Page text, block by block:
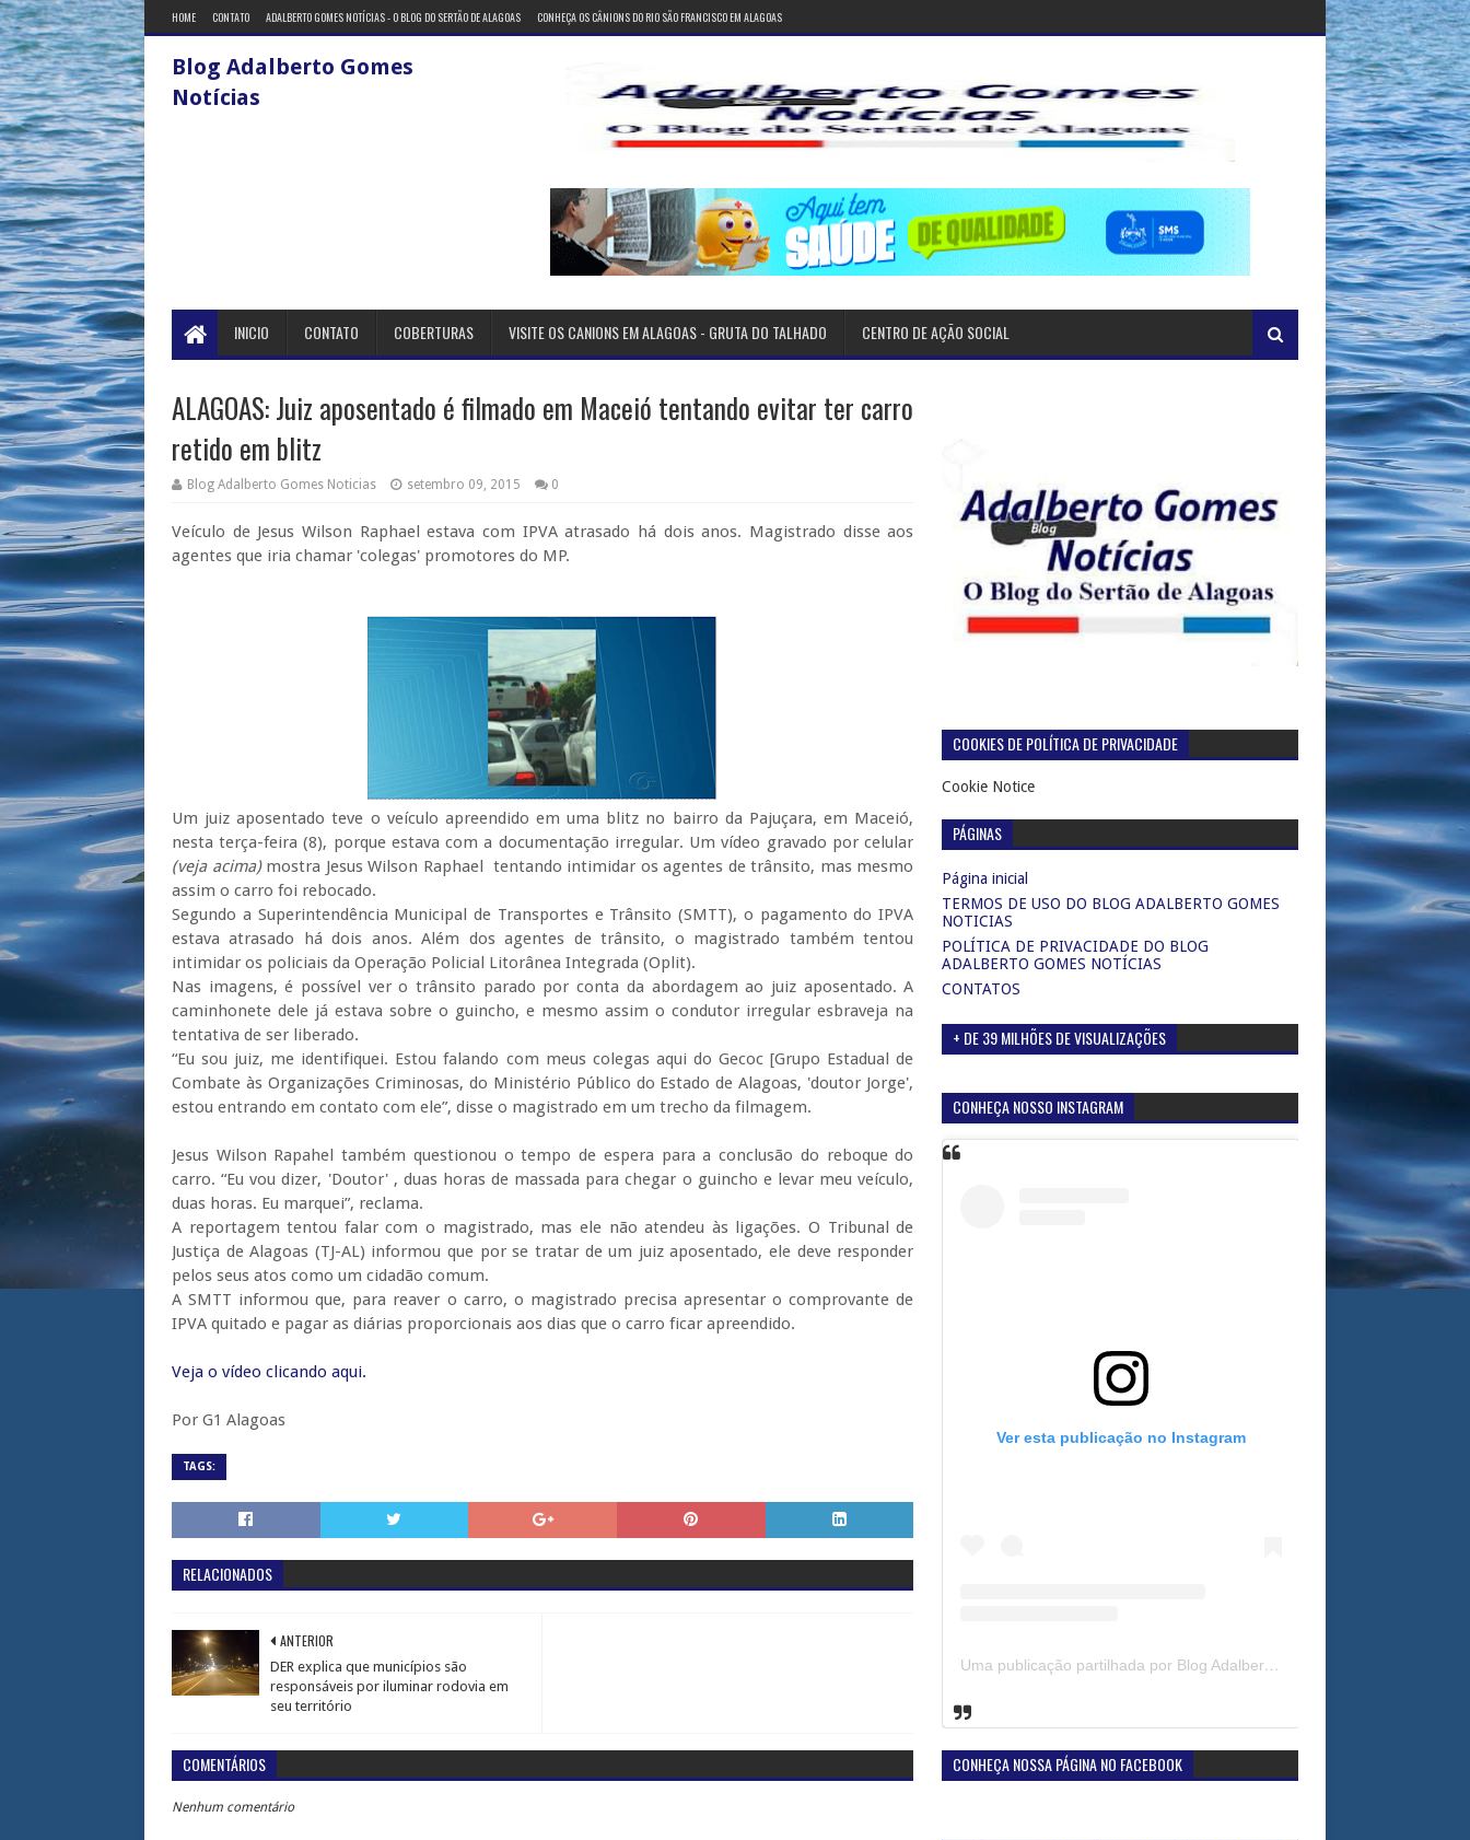
HOME CONTATO ADALBERTO GOMES NOTÍCIAS - O BLOG DO SERTÃO DE ALAGOAS CONHEÇA OS CÂNIONS DO RIO SÃO FRANCISCO EM ALAGOAS
Blog Adalberto Gomes
Notícias
INICIO CONTATO COBERTURAS VISITE OS CANIONS EM ALAGOAS - GRUTA DO TALHADO CENTRO DE AÇÃO SOCIAL
ALAGOAS: Juiz aposentado é filmado em Maceió tentando evitar ter carro
retido em blitz
Blog Adalberto Gomes Noticias setembro 09, 2015 0
Veículo de Jesus Wilson Raphael estava com IPVA atrasado há dois anos. Magistrado disse aos
agentes que iria chamar 'colegas' promotores do MP.
Um juiz aposentado teve o veículo apreendido em uma blitz no bairro da Pajuçara, em Maceió,
nesta terça-feira (8), porque estava com a documentação irregular. Um vídeo gravado por celular
(veja acima)mostra Jesus Wilson Raphael tentando intimidar os agentes de trânsito, mas mesmo
assim o carro foi rebocado.
Segundo a Superintendência Municipal de Transportes e Trânsito (SMTT), o pagamento do IPVA
estava atrasado há dois anos. Além dos agentes de trânsito, o magistrado também tentou
intimidar os policiais da Operação Policial Litorânea Integrada (Oplit).
Nas imagens, é possível ver o trânsito parado por conta da abordagem ao juiz aposentado. A
caminhonete dele já estava sobre o guincho, e mesmo assim o condutor irregular esbraveja na
tentativa de ser liberado.
“Eu sou juiz, me identifiquei. Estou falando com meus colegas aqui do Gecoc [Grupo Estadual de
Combate às Organizações Criminosas, do Ministério Público do Estado de Alagoas, 'doutor Jorge',
estou entrando em contato com ele”, disse o magistrado em um trecho da filmagem.
Jesus Wilson Rapahel também questionou o tempo de espera para a conclusão do reboque do
carro. “Eu vou dizer, 'Doutor' , duas horas de massada para chegar o guincho e levar meu veículo,
duas horas. Eu marquei”, reclama.
A reportagem tentou falar com o magistrado, mas ele não atendeu às ligações. O Tribunal de
Justiça de Alagoas (TJ-AL) informou que por se tratar de um juiz aposentado, ele deve responder
pelos seus atos como um cidadão comum.
A SMTT informou que, para reaver o carro, o magistrado precisa apresentar o comprovante de
IPVA quitado e pagar as diárias proporcionais aos dias que o carro ficar apreendido.
Veja o vídeo clicando aqui.
Por G1 Alagoas
TAGS:
RELACIONADOS
ANTERIOR
DER explica que municípios são
responsáveis por iluminar rodovia em
seu território
COMENTÁRIOS
Nenhum comentário
COOKIES DE POLÍTICA DE PRIVACIDADE
Cookie Notice
PÁGINAS
Página inicial
TERMOS DE USO DO BLOG ADALBERTO GOMES
NOTICIAS
POLÍTICA DE PRIVACIDADE DO BLOG
ADALBERTO GOMES NOTÍCIAS
CONTATOS
+ DE 39 MILHÕES DE VISUALIZAÇÕES
CONHEÇA NOSSO INSTAGRAM
Ver esta publicação no Instagram
Uma publicação partilhada por Blog Adalberto Gomes Noticias (@blogadalbertogomesnoticiass)
CONHEÇA NOSSA PÁGINA NO FACEBOOK